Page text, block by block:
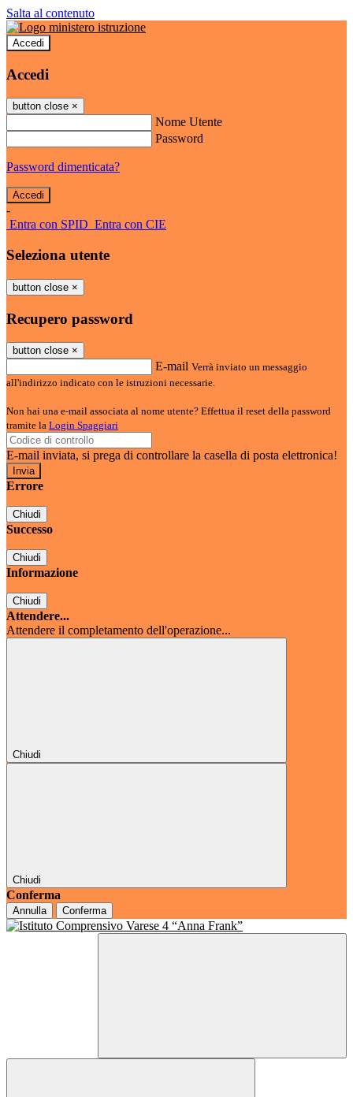
Salta al contenuto
Accedi
Accedi
button close ×
Nome Utente
Password
Password dimenticata?
-
Entra con SPID Entra con CIE
Seleziona utente
button close ×
Recupero password
button close ×
E-mail Verrà inviato un messaggio
all'indirizzo indicato con le istruzioni necessarie.
Non hai una e-mail associata al nome utente? Effettua il reset della password
tramite la Login Spaggiari
E-mail inviata, si prega di controllare la casella di posta elettronica!
Errore
Chiudi
Successo
Chiudi
Informazione
Chiudi
Attendere...
Attendere il completamento dell'operazione...
Chiudi
Chiudi
Conferma
Annulla Conferma